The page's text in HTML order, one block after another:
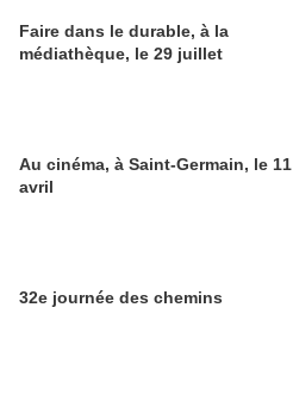
Faire dans le durable, à la
médiathèque, le 29 juillet
Au cinéma, à Saint-Germain, le 11
avril
32e journée des chemins